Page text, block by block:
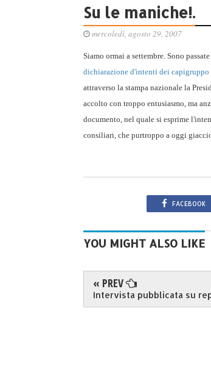
Su le maniche!.
mercoledì, agosto 29, 2007
Siamo ormai a settembre. Sono
dichiarazione d'intenti dei capigruppo
attraverso la stampa nazionale la
accolto con troppo entusiasmo, ma
documento, nel quale si esprime
consiliari, che purtroppo a oggi
FACEBOOK
YOU MIGHT ALSO LIKE
« PREV
Intervista pubblicata su